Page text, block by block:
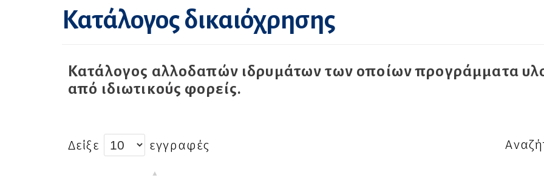
Κατάλογος δικαιόχρησης
Κατάλογος αλλοδαπών ιδρυμάτων των οποίων προγράμματα
από ιδιωτικούς φορείς.
Δείξε εγγραφές